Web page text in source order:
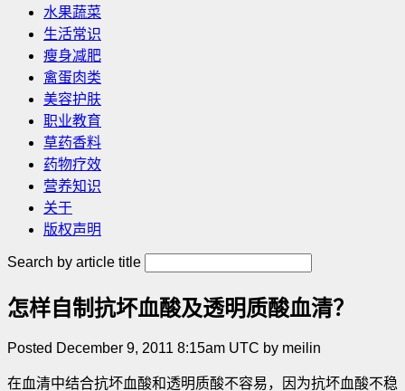
水果蔬菜
生活常识
瘦身减肥
禽蛋肉类
美容护肤
职业教育
草药香料
药物疗效
营养知识
关于
版权声明
Search by article title
怎样自制抗坏血酸及透明质酸血清？
Posted December 9, 2011 8:15am UTC by meilin
在血清中结合抗坏血酸和透明质酸不容易，因为抗坏血酸不稳